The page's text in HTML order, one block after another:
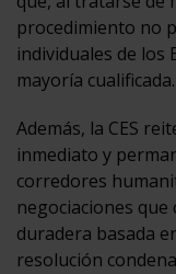
procedimiento no
individuales de los
mayoría cualificada.
Además, la CES
inmediato y
corredores
negociaciones
duradera basada
resolución